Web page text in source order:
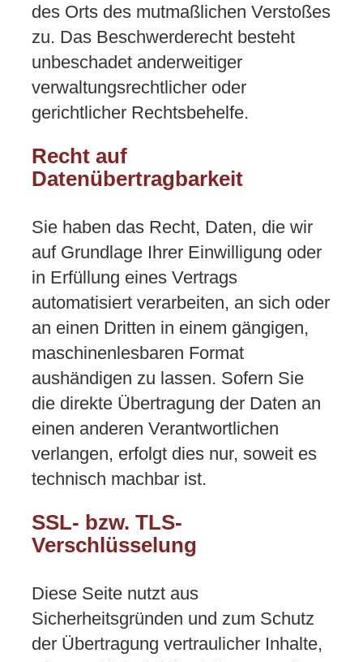
des Orts des mutmaßlichen Verstoßes
zu. Das Beschwerderecht besteht
unbeschadet anderweitiger
verwaltungsrechtlicher oder
gerichtlicher Rechtsbehelfe.
Recht auf
Datenübertragbarkeit
Sie haben das Recht, Daten, die wir
auf Grundlage Ihrer Einwilligung oder
in Erfüllung eines Vertrags
automatisiert verarbeiten, an sich oder
an einen Dritten in einem gängigen,
maschinenlesbaren Format
aushändigen zu lassen. Sofern Sie
die direkte Übertragung der Daten an
einen anderen Verantwortlichen
verlangen, erfolgt dies nur, soweit es
technisch machbar ist.
SSL- bzw. TLS-
Verschlüsselung
Diese Seite nutzt aus
Sicherheitsgründen und zum Schutz
der Übertragung vertraulicher Inhalte,